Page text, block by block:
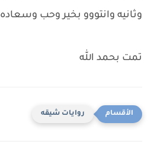
وثانيه وانتووو بخير وحب وسعاده
تمت بحمد الله
روايات شيقه